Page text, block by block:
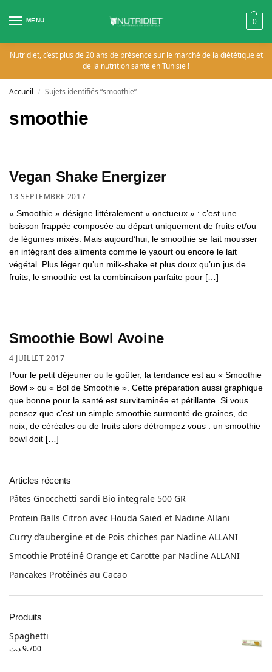
MENU 0
Nutridiet, c’est plus de 20 ans de présence sur le marché de la diététique et
de la nutrition santé en Tunisie !
Accueil / Sujets identifiés “smoothie”
smoothie
Vegan Shake Energizer
13 SEPTEMBRE 2017
« Smoothie » désigne littéralement « onctueux » : c’est une
boisson frappée composée au départ uniquement de fruits et/ou
de légumes mixés. Mais aujourd’hui, le smoothie se fait mousser
en intégrant des aliments comme le yaourt ou encore le lait
végétal. Plus léger qu’un milk-shake et plus doux qu’un jus de
fruits, le smoothie est la combinaison parfaite pour […]
Smoothie Bowl Avoine
4 JUILLET 2017
Pour le petit déjeuner ou le goûter, la tendance est au « Smoothie
Bowl » ou « Bol de Smoothie ». Cette préparation aussi graphique
que bonne pour la santé est survitaminée et pétillante. Si vous
pensez que c’est un simple smoothie surmonté de graines, de
noix, de céréales ou de fruits alors détrompez vous : un smoothie
bowl doit […]
Articles récents
Pâtes Gnocchetti sardi Bio integrale 500 GR
Protein Balls Citron avec Houda Saied et Nadine Allani
Curry d’aubergine et de Pois chiches par Nadine ALLANI
Smoothie Protéiné Orange et Carotte par Nadine ALLANI
Pancakes Protéinés au Cacao
Produits
Spaghetti
9.700د.ت